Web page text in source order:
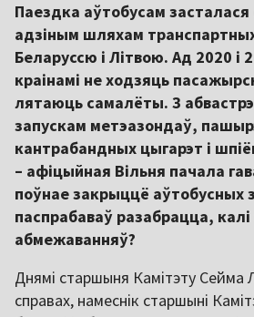
Паездка аўтобусам
адзіным шляхам
Беларуссю і Літвою. Ад 2020 і
краінамі не ходзяць
лятаюць самалёты. З
запускам метэазондаў,
кантрабандных цыгарэт і
– афіцыйная Вільня пачала
поўнае закрыццё аўтобусных
паспрабаваў разабрацца,
абмежаванняў?
Днямі старшыня Камітэту Сейма
справах, намеснік старшыні